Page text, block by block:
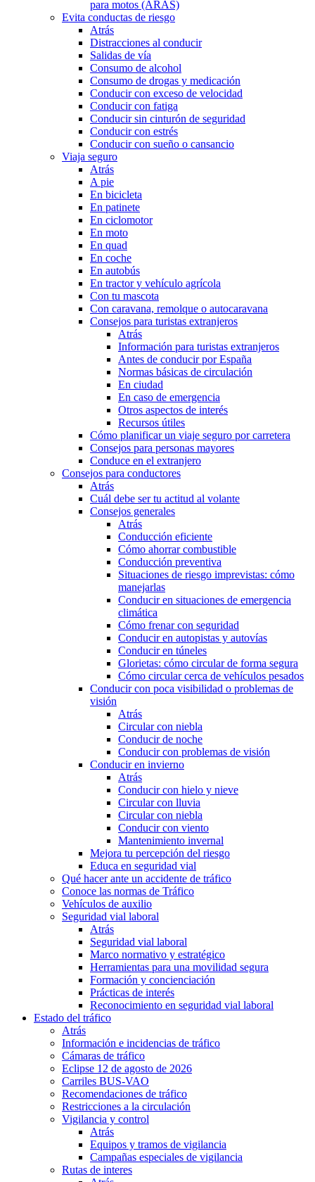
para motos (ARAS)
Evita conductas de riesgo
Atrás
Distracciones al conducir
Salidas de vía
Consumo de alcohol
Consumo de drogas y medicación
Conducir con exceso de velocidad
Conducir con fatiga
Conducir sin cinturón de seguridad
Conducir con estrés
Conducir con sueño o cansancio
Viaja seguro
Atrás
A pie
En bicicleta
En patinete
En ciclomotor
En moto
En quad
En coche
En autobús
En tractor y vehículo agrícola
Con tu mascota
Con caravana, remolque o autocaravana
Consejos para turistas extranjeros
Atrás
Información para turistas extranjeros
Antes de conducir por España
Normas básicas de circulación
En ciudad
En caso de emergencia
Otros aspectos de interés
Recursos útiles
Cómo planificar un viaje seguro por carretera
Consejos para personas mayores
Conduce en el extranjero
Consejos para conductores
Atrás
Cuál debe ser tu actitud al volante
Consejos generales
Atrás
Conducción eficiente
Cómo ahorrar combustible
Conducción preventiva
Situaciones de riesgo imprevistas: cómo
manejarlas
Conducir en situaciones de emergencia
climática
Cómo frenar con seguridad
Conducir en autopistas y autovías
Conducir en túneles
Glorietas: cómo circular de forma segura
Cómo circular cerca de vehículos pesados
Conducir con poca visibilidad o problemas de
visión
Atrás
Circular con niebla
Conducir de noche
Conducir con problemas de visión
Conducir en invierno
Atrás
Conducir con hielo y nieve
Circular con lluvia
Circular con niebla
Conducir con viento
Mantenimiento invernal
Mejora tu percepción del riesgo
Educa en seguridad vial
Qué hacer ante un accidente de tráfico
Conoce las normas de Tráfico
Vehículos de auxilio
Seguridad vial laboral
Atrás
Seguridad vial laboral
Marco normativo y estratégico
Herramientas para una movilidad segura
Formación y concienciación
Prácticas de interés
Reconocimiento en seguridad vial laboral
Estado del tráfico
Atrás
Información e incidencias de tráfico
Cámaras de tráfico
Eclipse 12 de agosto de 2026
Carriles BUS-VAO
Recomendaciones de tráfico
Restricciones a la circulación
Vigilancia y control
Atrás
Equipos y tramos de vigilancia
Campañas especiales de vigilancia
Rutas de interes